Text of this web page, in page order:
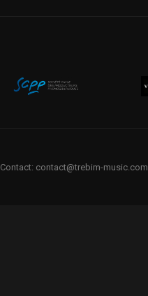
Contact: contact@trebim-music.com